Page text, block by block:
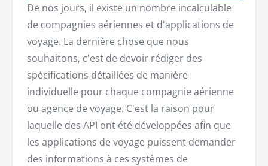
De nos jours, il existe un nombre incalculable
de compagnies aériennes et d'applications de
voyage. La dernière chose que nous
souhaitons, c'est de devoir rédiger des
spécifications détaillées de manière
individuelle pour chaque compagnie aérienne
ou agence de voyage. C'est la raison pour
laquelle des API ont été développées afin que
les applications de voyage puissent demander
des informations à ces systèmes de